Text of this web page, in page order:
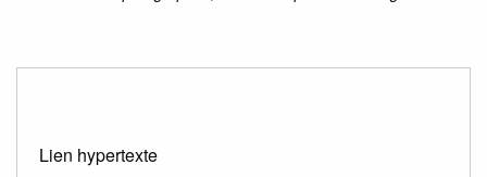
Lien hypertexte